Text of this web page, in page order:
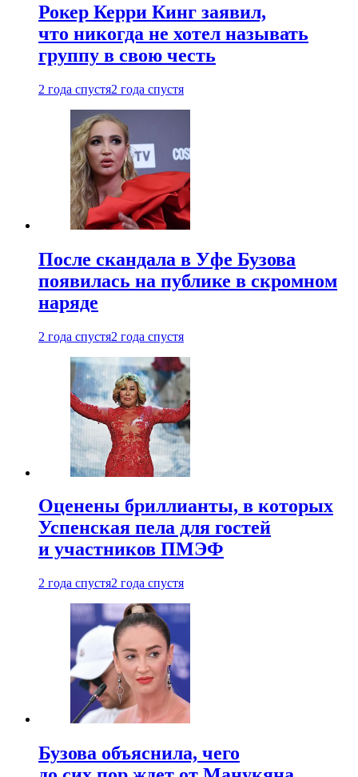
Рокер Керри Кинг заявил,
что никогда не хотел называть
группу в свою честь
2 года спустя2 года спустя
После скандала в Уфе Бузова
появилась на публике в скромном
наряде
2 года спустя2 года спустя
Оценены бриллианты, в которых
Успенская пела для гостей
и участников ПМЭФ
2 года спустя2 года спустя
Бузова объяснила, чего